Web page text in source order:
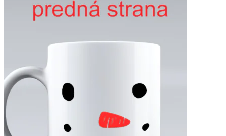
Som autista
NA ŽELANIE
Vytvoriť účet
Heslo
Zabudnuté heslo
Zapamätať si ma